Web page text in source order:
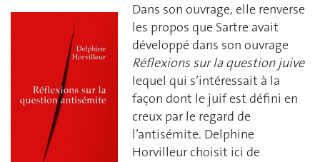
Dans son ouvrage, elle renverse
les propos que Sartre avait
développé dans son ouvrage
Réflexions sur la question juive
lequel qui s’intéressait à la
façon dont le juif est défini en
creux par le regard de
l’antisémite. Delphine
Horvilleur choisit ici de